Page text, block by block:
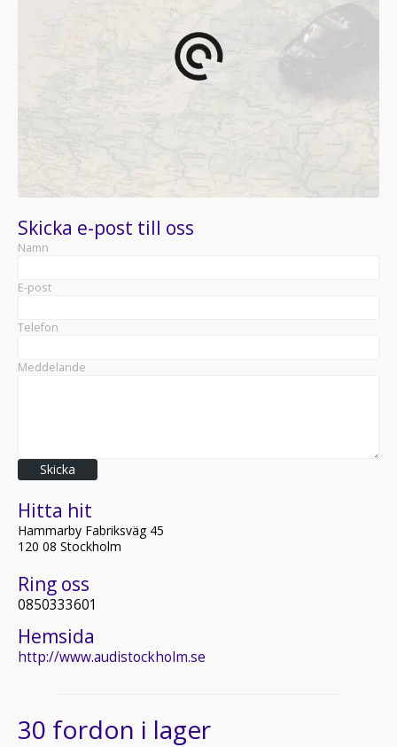
Skicka e-post till oss
Namn
E-post
Telefon
Meddelande
Skicka
Hitta hit
Hammarby Fabriksväg 45
120 08 Stockholm
Ring oss
0850333601
Hemsida
http://www.audistockholm.se
30 fordon i lager